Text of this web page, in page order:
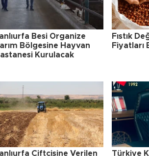
Besi Organize
Bölgesine Hayvan
Kurulacak
Fıstık
Fiyatları
Çiftçisine Verilen
Türkiye